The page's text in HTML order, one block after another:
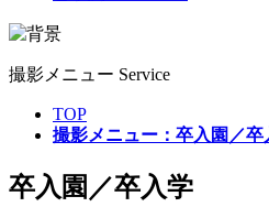
撮影メニュー Service
TOP
撮影メニュー：卒入園／卒
卒入園／卒入学